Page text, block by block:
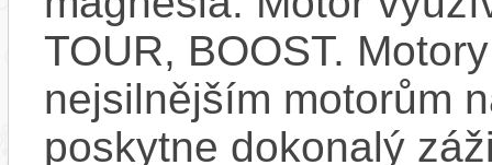
TOUR, BOOST.
nejsilnějším motorům
poskytne dokonalý